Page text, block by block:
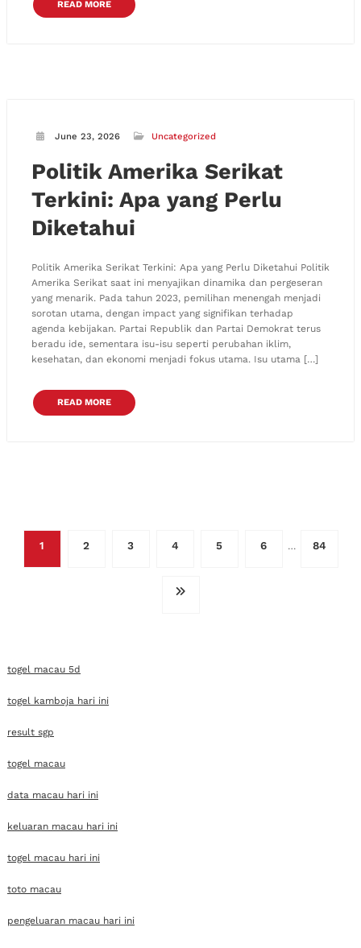
READ MORE
June 23, 2026 Uncategorized
Politik Amerika Serikat
Terkini: Apa yang Perlu
Diketahui
Politik Amerika Serikat Terkini: Apa yang Perlu Diketahui Politik
Amerika Serikat saat ini menyajikan dinamika dan pergeseran
yang menarik. Pada tahun 2023, pemilihan menengah menjadi
sorotan utama, dengan impact yang signifikan terhadap
agenda kebijakan. Partai Republik dan Partai Demokrat terus
beradu ide, sementara isu-isu seperti perubahan iklim,
kesehatan, dan ekonomi menjadi fokus utama. Isu utama […]
READ MORE
Posts
pagination
1 2 3 4 5 6 … 84
togel macau 5d
togel kamboja hari ini
result sgp
togel macau
data macau hari ini
keluaran macau hari ini
togel macau hari ini
toto macau
pengeluaran macau hari ini